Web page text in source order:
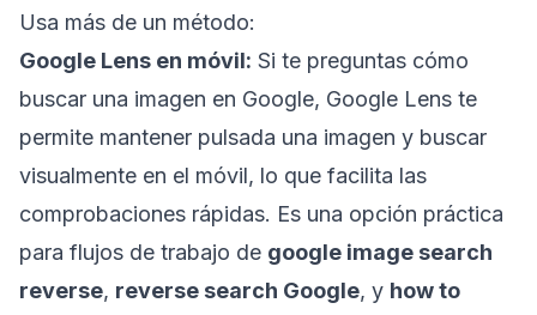
Usa más de un método:
Google Lens en móvil: Si te preguntas cómo
buscar una imagen en Google, Google Lens te
permite mantener pulsada una imagen y buscar
visualmente en el móvil, lo que facilita las
comprobaciones rápidas. Es una opción práctica
para flujos de trabajo de google image search
reverse, reverse search Google, y how to